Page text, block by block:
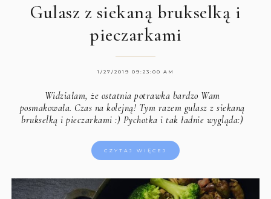
Gulasz z siekaną brukselką i
pieczarkami
1/27/2019 09:23:00 AM
Widziałam, że ostatnia potrawka bardzo Wam
posmakowała. Czas na kolejną! Tym razem gulasz z siekaną
brukselką i pieczarkami :) Pychotka i tak ładnie wygląda:)
CZYTAJ WIĘCEJ